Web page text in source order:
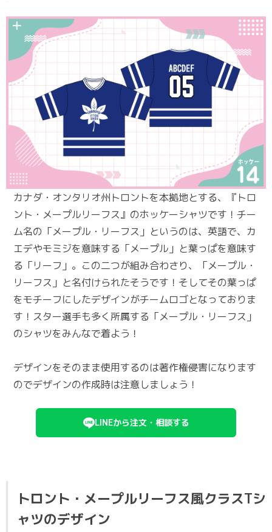
カナダ・オンタリオ州トロントを本拠地とする、『トロ
ント・メープルリーフス』のホッケーシャツです！チー
ム名の「メープル・リーフス」というのは、英語で、カ
エデやモミジを意味する「メープル」と葉っぱを意味す
る「リーフ」。この二つが組み合わさり、「メープル・
リーフス」と名付けられたそうです！そしてその葉っぱ
をモチーフにしたデザインがチームロゴとなっておりま
す！スター選手も多く所属する「メープル・リーフス」
のシャツをみんなで着よう！
デザインをそのまま使用するのは著作権侵害になります
のでデザインの作成時は注意しましょう！
LINEから注文・相談する
トロント・メープルリーフス風クラスTシ
ャツのデザイン